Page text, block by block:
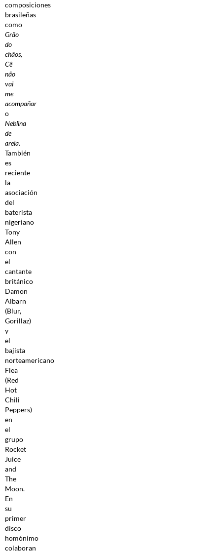
composiciones
brasileñas
como
Grão
do
chãos,
Cê
não
vai
me
acompañar
o
Neblina
de
areia.
También
es
reciente
la
asociación
del
baterista
nigeriano
Tony
Allen
con
el
cantante
británico
Damon
Albarn
(Blur,
Gorillaz)
y
el
bajista
norteamericano
Flea
(Red
Hot
Chili
Peppers)
en
el
grupo
Rocket
Juice
and
The
Moon.
En
su
primer
disco
homónimo
colaboran